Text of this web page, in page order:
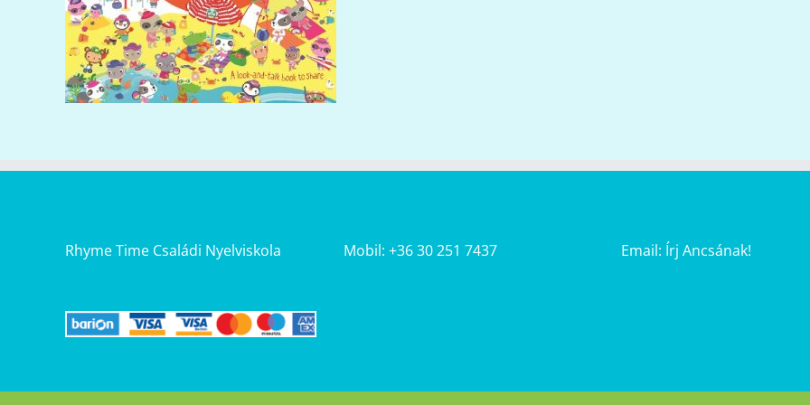
Rhyme Time Családi Nyelviskola Mobil: +36 30 251 7437 Email: Írj Ancsának!